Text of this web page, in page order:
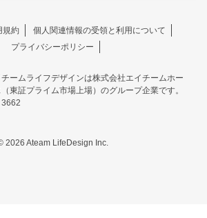
規約
個人関連情報の受領と利用について
プライバシーポリシー
ームライフデザインは株式会社エイチームホー
東証プライム市場上場）のグループ企業です。
2026 Ateam LifeDesign Inc.